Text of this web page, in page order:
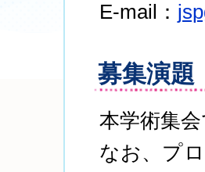
E-mail：
募集演題
本学術集
なお、プ